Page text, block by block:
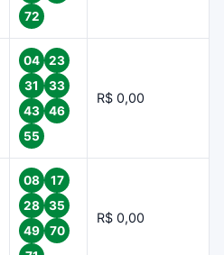
72
04
23
31
33
43
46
55
R$ 0,00
08
17
28
35
49
70
R$ 0,00